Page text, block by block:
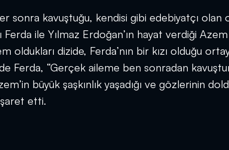
sonra kavuştuğu, kendisi gibi edebiyatçı olan
Ferda ile Yılmaz Erdoğan’ın hayat verdiği Azem
oldukları dizide, Ferda’nın bir kızı olduğu
Ferda, “Gerçek aileme ben sonradan
büyük şaşkınlık yaşadığı ve gözlerinin
etti.